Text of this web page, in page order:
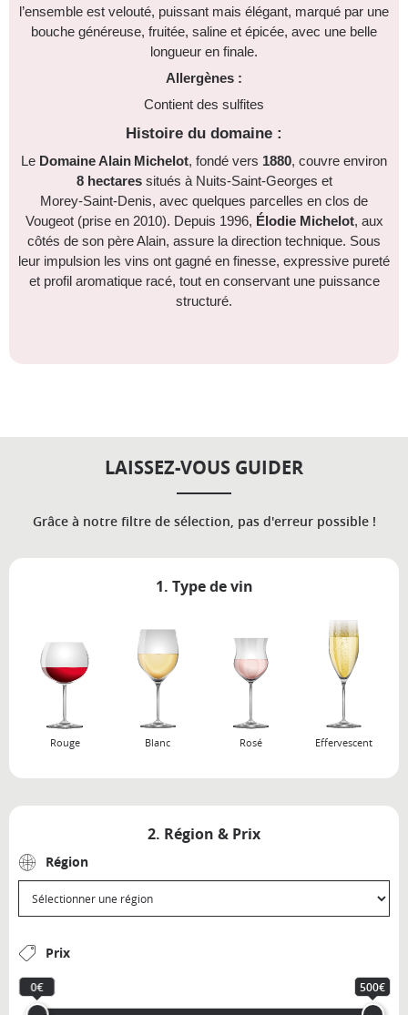
l’ensemble est velouté, puissant mais élégant, marqué par une
bouche généreuse, fruitée, saline et épicée, avec une belle
longueur en finale.
Allergènes :
Contient des sulfites
Histoire du domaine :
Le Domaine Alain Michelot, fondé vers 1880, couvre environ
8 hectaressitués à Nuits‑Saint‑Georges et
Morey‑Saint‑Denis, avec quelques parcelles en clos de
Vougeot (prise en 2010). Depuis 1996, Élodie Michelot, aux
côtés de son père Alain, assure la direction technique. Sous
leur impulsion les vins ont gagné en finesse, expressive pureté
et profil aromatique racé, tout en conservant une puissance
structuré.
LAISSEZ-VOUS GUIDER
Grâce à notre filtre de sélection, pas d'erreur possible !
1. Type de vin
Rouge Blanc Rosé Effervescent
2. Région & Prix
Région
Prix
0€ 500€